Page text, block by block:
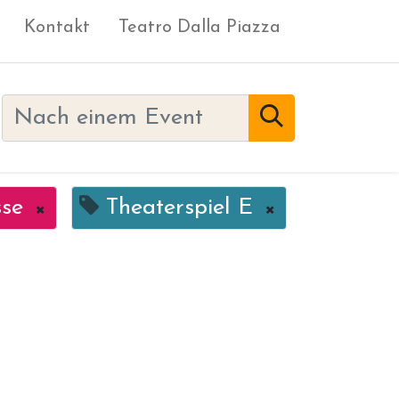
Kontakt Teatro Dalla Piazza
× Theaterspiel E ×